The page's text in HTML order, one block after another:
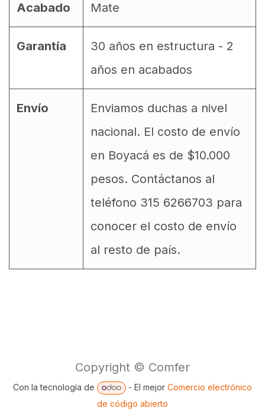
Acabado Mate
Garantía
30 años en estructura - 2
años en acabados
Envío
Enviamos duchas a nivel
nacional. El costo de envío
en Boyacá es de $10.000
pesos. Contáctanos al
teléfono 315 6266703 para
conocer el costo de envío
al resto de país.
Copyright © Comfer
Con la tecnología de - El mejor Comercio electrónico
de código abierto